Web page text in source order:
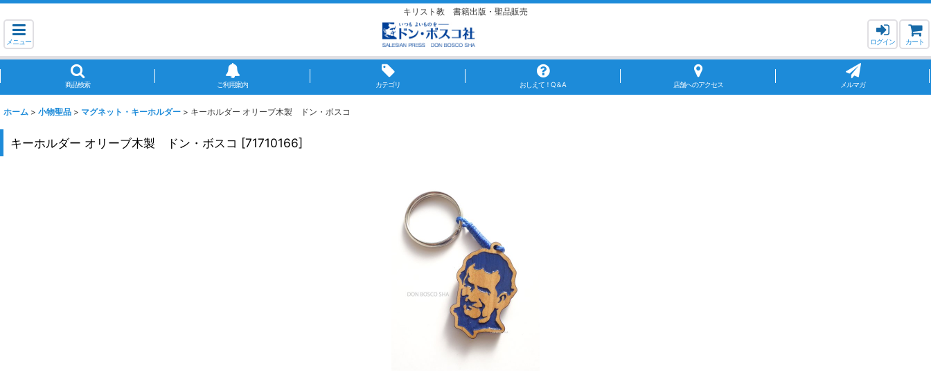
キリスト教 書籍出版・聖品販売
メニュー ログイン カート
商品検索 ご利用案内 カテゴリ おしえて！Q＆A 店舗へのアクセス メルマガ
ホーム > 小物聖品 > マグネット・キーホルダー > キーホルダー オリーブ木製 ドン・ボスコ
キーホルダー オリーブ木製 ドン・ボスコ [71710166]